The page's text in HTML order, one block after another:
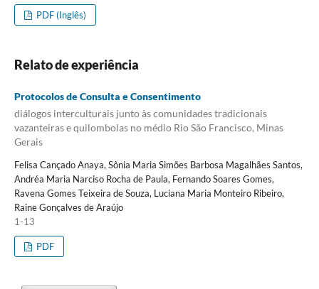
PDF (Inglês)
Relato de experiência
Protocolos de Consulta e Consentimento
diálogos interculturais junto às comunidades tradicionais
vazanteiras e quilombolas no médio Rio São Francisco, Minas
Gerais
Felisa Cançado Anaya, Sônia Maria Simões Barbosa Magalhães Santos,
Andréa Maria Narciso Rocha de Paula, Fernando Soares Gomes,
Ravena Gomes Teixeira de Souza, Luciana Maria Monteiro Ribeiro,
Raine Gonçalves de Araújo
1-13
PDF